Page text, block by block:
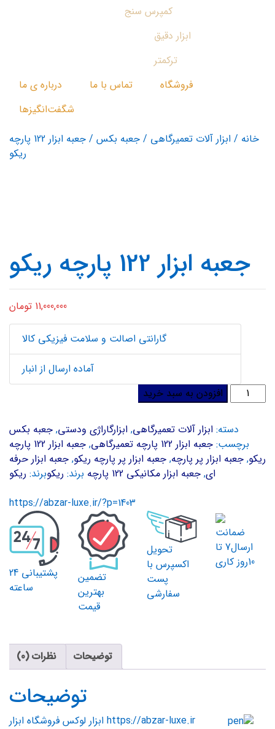
کمپرس سنج
ابزار دقیق
ترکمتر
فروشگاه
تماس با ما
درباره ی ما
شگفت‌انگیزها
خانه / ابزار آلات تعمیرگاهی / جعبه بکس
/ جعبه ابزار 122 پارچه
ریکو
جعبه ابزار 122 پارچه ریکو
11,000,000 تومان
گارانتی اصالت و سلامت فیزیکی کالا
آماده ارسال از انبار
جعبه
ابزار
عدد
افزودن به سبد خرید
دسته: ابزار آلات تعمیرگاهی, ابزارگاراژی ودستی, جعبه بکس
برچسب: جعبه ابزار 122 پارچه تعمیرگاهی ,
جعبه ابزار 122 پارچه
ریکو, جعبه ابزار پر پارچه, جعبه ابزار پر پارچه ریکو, جعبه ابزار حرفه
ای, جعبه ابزار مکانیکی 122 پارچه برند: ریکوبرند: ریکو
https://abzar-luxe.ir/?p=1403
ضمانت
ارسال7 تا
10روز کاری
تحویل
اکسپرس با
پست
سفارشی
تضمین
بهترین
قیمت
پشتیبانی 24
ساعته
توضیحات نظرات (0)
توضیحات
https://abzar-luxe.ir ابزار لوکس فروشگاه ابزار